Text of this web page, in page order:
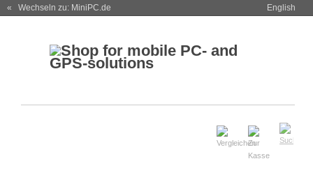
« Wechseln zu: MiniPC.de English